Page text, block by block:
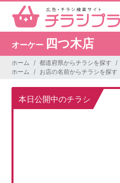
オーケー 四つ木店
ホーム 都道府県からチラシを探す
ホーム
お店の名前からチラシを探す
本日公開中のチラシ